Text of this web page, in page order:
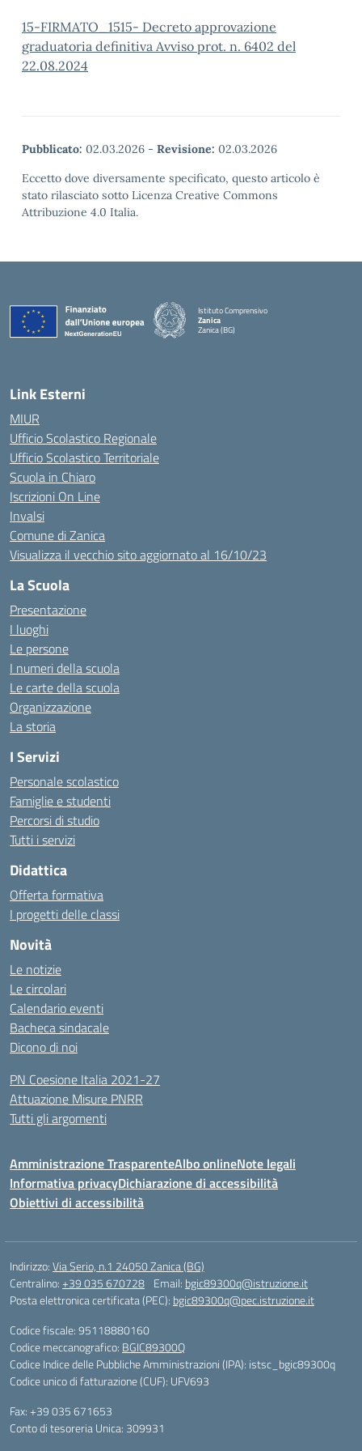
15-FIRMATO_1515- Decreto approvazione
graduatoria definitiva Avviso prot. n. 6402 del
22.08.2024
Pubblicato: 02.03.2026 - Revisione: 02.03.2026
Eccetto dove diversamente specificato, questo articolo è
stato rilasciato sotto Licenza Creative Commons
Attribuzione 4.0 Italia.
Istituto Comprensivo
Zanica
Zanica (BG)
Link Esterni
MIUR
Ufficio Scolastico Regionale
Ufficio Scolastico Territoriale
Scuola in Chiaro
Iscrizioni On Line
Invalsi
Comune di Zanica
Visualizza il vecchio sito aggiornato al 16/10/23
La Scuola
Presentazione
I luoghi
Le persone
I numeri della scuola
Le carte della scuola
Organizzazione
La storia
I Servizi
Personale scolastico
Famiglie e studenti
Percorsi di studio
Tutti i servizi
Didattica
Offerta formativa
I progetti delle classi
Novità
Le notizie
Le circolari
Calendario eventi
Bacheca sindacale
Dicono di noi
PN Coesione Italia 2021-27
Attuazione Misure PNRR
Tutti gli argomenti
Amministrazione TrasparenteAlbo onlineNote legali
Informativa privacyDichiarazione di accessibilità
Obiettivi di accessibilità
Indirizzo:Via Serio, n.1 24050 Zanica (BG)
Centralino:+39 035 670728 Email: bgic89300q@istruzione.it
Posta elettronica certificata (PEC): bgic89300q@pec.istruzione.it
Codice fiscale: 95118880160
Codice meccanografico: BGIC89300Q
Codice Indice delle Pubbliche Amministrazioni (IPA): istsc_bgic89300q
Codice unico di fatturazione (CUF): UFV693
Fax: +39 035 671653
Conto di tesoreria Unica: 309931